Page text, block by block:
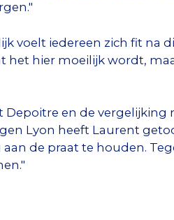
voelt iedereen zich fit na
het hier moeilijk wordt,
en de
Lyon heeft Laurent
de praat te houden.